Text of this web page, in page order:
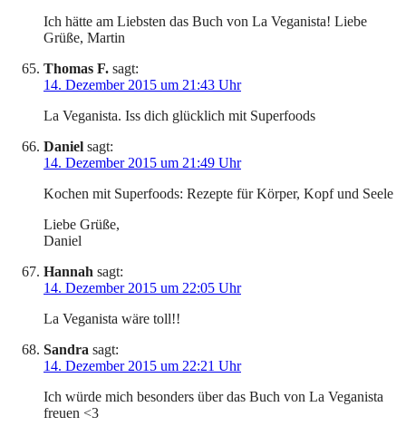
Ich hätte am Liebsten das Buch von La Veganista! Liebe
Grüße, Martin
Thomas F. sagt:
14. Dezember 2015 um 21:43 Uhr
La Veganista. Iss dich glücklich mit Superfoods
Daniel sagt:
14. Dezember 2015 um 21:49 Uhr
Kochen mit Superfoods: Rezepte für Körper, Kopf und Seele
Liebe Grüße,
Daniel
Hannah sagt:
14. Dezember 2015 um 22:05 Uhr
La Veganista wäre toll!!
Sandra sagt:
14. Dezember 2015 um 22:21 Uhr
Ich würde mich besonders über das Buch von La Veganista
freuen <3